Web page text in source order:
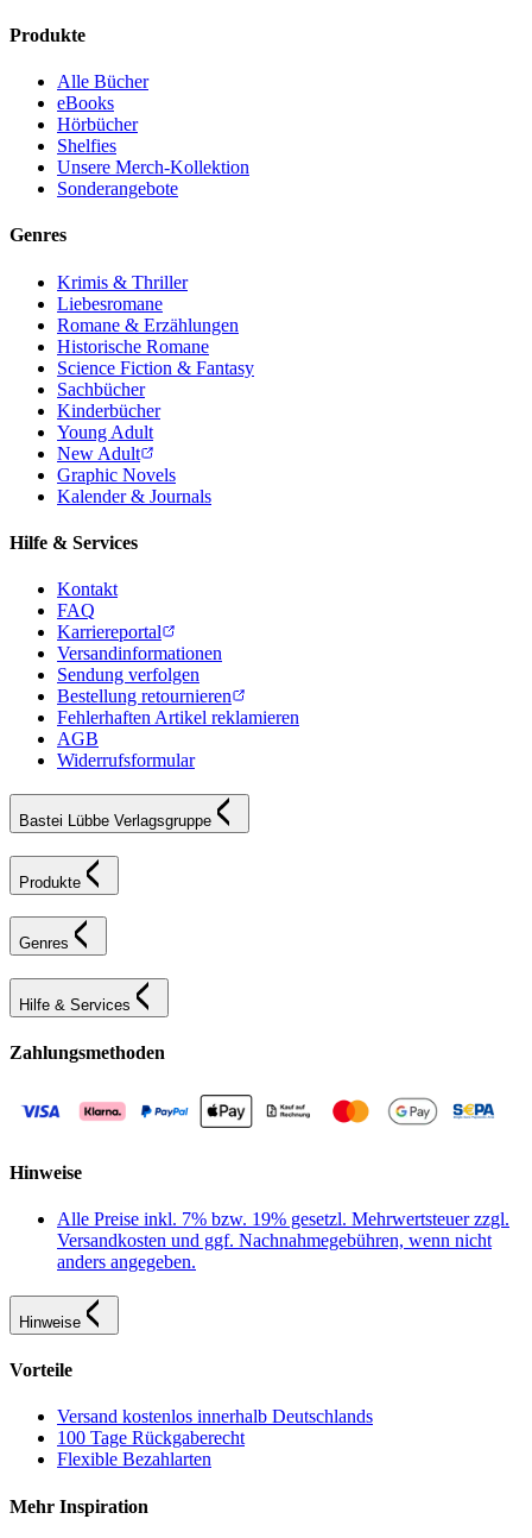
Produkte
Alle Bücher
eBooks
Hörbücher
Shelfies
Unsere Merch-Kollektion
Sonderangebote
Genres
Krimis & Thriller
Liebesromane
Romane & Erzählungen
Historische Romane
Science Fiction & Fantasy
Sachbücher
Kinderbücher
Young Adult
New Adult
Graphic Novels
Kalender & Journals
Hilfe & Services
Kontakt
FAQ
Karriereportal
Versandinformationen
Sendung verfolgen
Bestellung retournieren
Fehlerhaften Artikel reklamieren
AGB
Widerrufsformular
Bastei Lübbe Verlagsgruppe
Produkte
Genres
Hilfe & Services
Zahlungsmethoden
Hinweise
Alle Preise inkl. 7% bzw. 19% gesetzl. Mehrwertsteuer zzgl.
Versandkosten und ggf. Nachnahmegebühren, wenn nicht
anders angegeben.
Hinweise
Vorteile
Versand kostenlos innerhalb Deutschlands
100 Tage Rückgaberecht
Flexible Bezahlarten
Mehr Inspiration